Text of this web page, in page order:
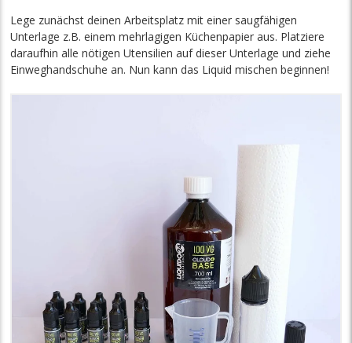
Lege zunächst deinen Arbeitsplatz mit einer saugfähigen
Unterlage z.B. einem mehrlagigen Küchenpapier aus. Platziere
daraufhin alle nötigen Utensilien auf dieser Unterlage und ziehe
Einweghandschuhe an. Nun kann das Liquid mischen beginnen!